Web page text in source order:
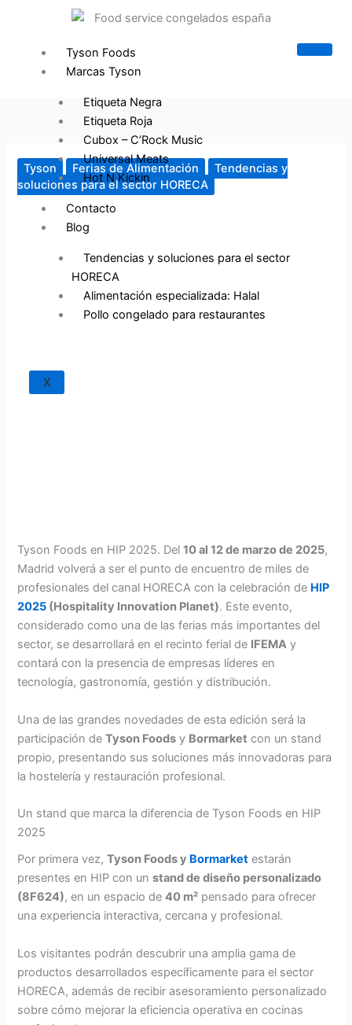
Tyson Foods
Marcas Tyson
Etiqueta Negra
Etiqueta Roja
Cubox – C’Rock Music
Universal Meats
Hot N Kickin
Contacto
Blog
Tendencias y soluciones para el sector
HORECA
Alimentación especializada: Halal
Pollo congelado para restaurantes
X
Tyson Ferias de Alimentación
Tendencias y
soluciones para el sector HORECA
Tyson Foods en HIP 2025. Del10 al 12 de marzo de 2025,
Madrid volverá a ser el punto de encuentro de miles de
profesionales del canal HORECA con la celebración de HIP
2025 (Hospitality Innovation Planet). Este evento,
considerado como una de las ferias más importantes del
sector, se desarrollará en el recinto ferial de IFEMA y
contará con la presencia de empresas líderes en
tecnología, gastronomía, gestión y distribución.
Una de las grandes novedades de esta edición será la
participación deTyson Foods y Bormarket con un stand
propio, presentando sus soluciones más innovadoras para
la hostelería y restauración profesional.
Un stand que marca la diferencia de Tyson Foods en HIP
2025
Por primera vez,Tyson Foods y Bormarket estarán
presentes en HIP con unstand de diseño personalizado
(8F624), en un espacio de40 m² pensado para ofrecer
una experiencia interactiva, cercana y profesional.
Los visitantes podrán descubrir una amplia gama de
productos desarrollados específicamente para el sector
HORECA, además de recibir asesoramiento personalizado
sobre cómo mejorar la eficiencia operativa en cocinas